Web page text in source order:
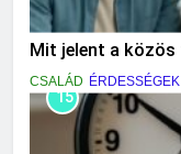
Mit jelent a
CSALÁD ÉRDESSÉGEK
15